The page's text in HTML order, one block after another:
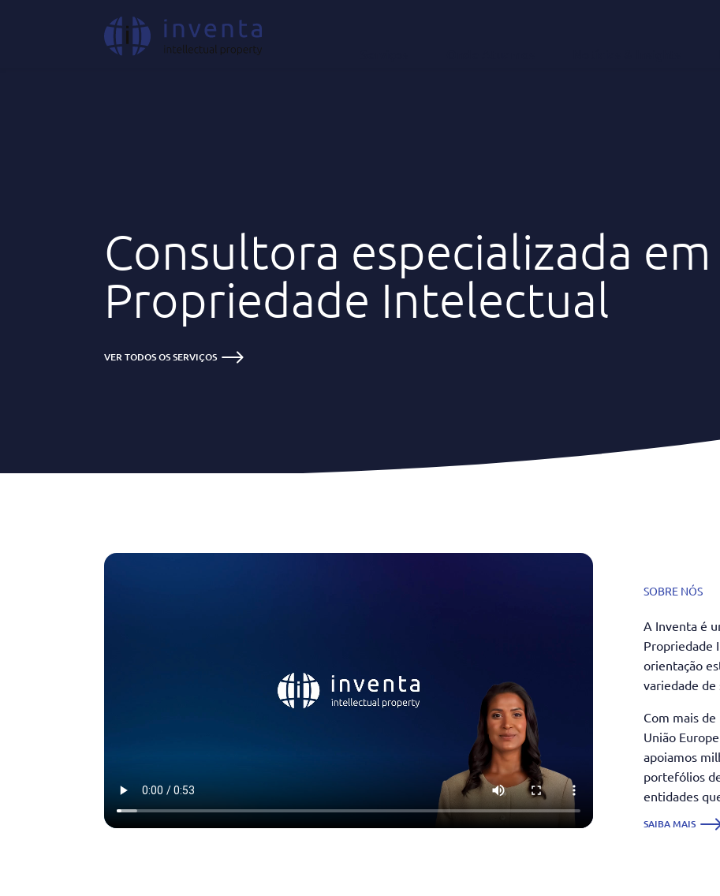
Consultora especializada em
Propriedade Intelectual
VER TODOS OS SERVIÇOS
SOBRE NÓS
A Inventa é
Propriedade
orientação
variedade de
Com mais
União
apoiamos
portefólios
entidades
SAIBA MAIS